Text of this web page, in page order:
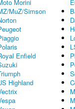
Morini
MuZ/Simson
Enfield
Highland